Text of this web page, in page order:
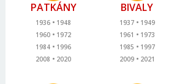
PATKÁNY
1936
1948
1960
1972
1984
1996
2008
2020
BIVALY
1937
1949
1961
1973
1985
1997
2009
2021